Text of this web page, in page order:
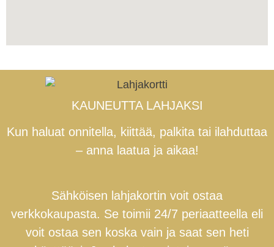
KAUNEUTTA LAHJAKSI
Kun haluat onnitella, kiittää, palkita tai ilahduttaa
– anna laatua ja aikaa!
Sähköisen lahjakortin voit ostaa
verkkokaupasta. Se toimii 24/7 periaatteella eli
voit ostaa sen koska vain ja saat sen heti